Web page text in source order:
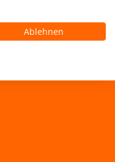
Ablehnen